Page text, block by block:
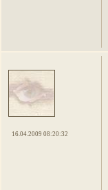
16.04.2009 08:20:32